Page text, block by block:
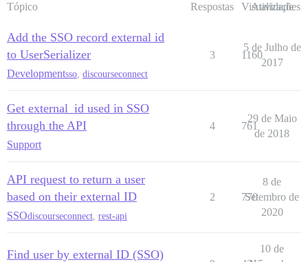
Tópico Respostas Visualizações
Atividade
Add the SSO record external id
to UserSerializer
Developmentsso discourseconnect
3 1160
5 de Julho de
2017
Get external_id used in SSO
through the API
Support
4 761
29 de Maio
de 2018
API request to return a user
based on their external ID
SSOdiscourseconnect rest-api
2 770
8 de
Setembro de
2020
Find user by external ID (SSO)
10 de